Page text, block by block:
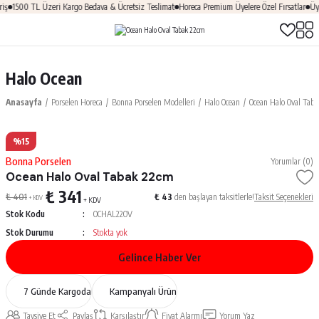
1500 TL Üzeri Kargo Bedava & Ücretsiz Teslimat Horeca Premium Üyelere Özel Fırsatlar
Halo Ocean
Anasayfa Porselen Horeca Bonna Porselen Modelleri Halo Ocean Ocean Halo Oval
%15
Bonna Porselen Yorumlar (0)
Ocean Halo Oval Tabak 22cm
₺ 401 + KDV ₺ 341 + KDV ₺ 43 den başlayan taksitlerle!Taksit Seçenekleri
Stok Kodu
OCHAL22OV
Stok Durumu
Stokta yok
Gelince Haber Ver
7 Günde Kargoda Kampanyalı Ürün
Tavsiye Et Paylaş Karşılaştır Fiyat Alarmı Yorum Yaz